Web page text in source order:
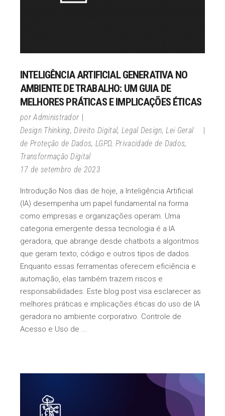
INTELIGÊNCIA ARTIFICIAL GENERATIVA NO
AMBIENTE DE TRABALHO: UM GUIA DE
MELHORES PRÁTICAS E IMPLICAÇÕES ÉTICAS
porAdministrador
Design Thinking,Direito Digital, Legal Design,Lei Geral
de Proteção de Dados,LGPD, Privacidade de Dados,
Transformação Digital
17 de setembro de 2023
Introdução Nos dias de hoje, a Inteligência Artificial
(IA) desempenha um papel fundamental na forma
como empresas e organizações operam. Uma
categoria emergente dessa tecnologia é a IA
geradora, que abrange desde chatbots a algoritmos
que geram texto, código e outros tipos de dados.
Enquanto essas ferramentas oferecem eficiência e
automação, elas também trazem riscos e
responsabilidades. Este blog post visa esclarecer as
melhores práticas e implicações éticas do uso de IA
geradora no ambiente corporativo. Controle de
Acesso e Uso de